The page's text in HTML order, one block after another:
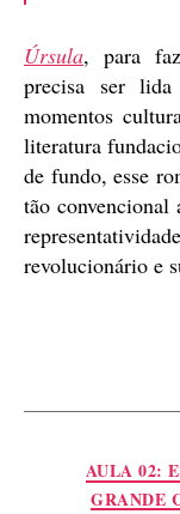
Úrsula, para
precisa ser
momentos
literatura
de fundo, esse
tão
revolucionário e
AULA 02:
GRANDE